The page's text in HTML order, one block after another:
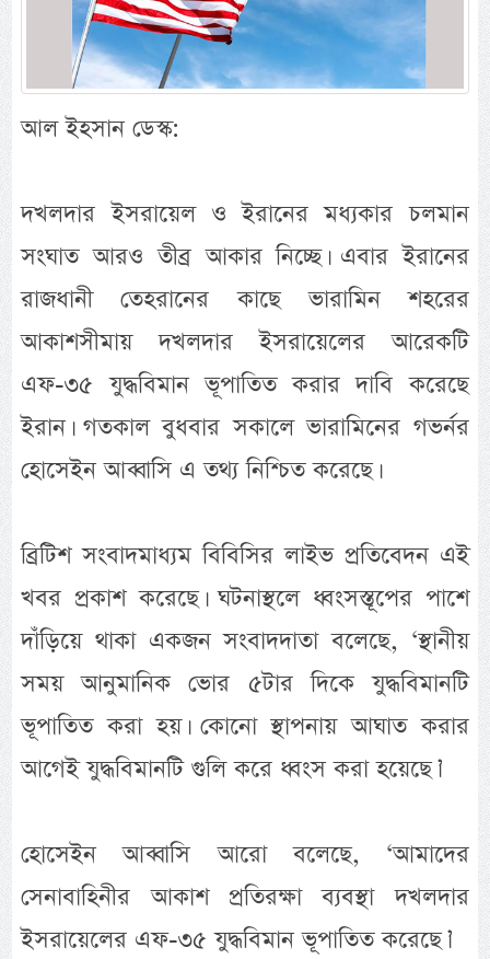
আল ইহসান ডেস্ক:
দখলদার ইসরায়েল ও ইরানের মধ্যকার চলমান
সংঘাত আরও তীব্র আকার নিচ্ছে। এবার ইরানের
রাজধানী তেহরানের কাছে ভারামিন শহরের
আকাশসীমায় দখলদার ইসরায়েলের আরেকটি
এফ-৩৫ যুদ্ধবিমান ভূপাতিত করার দাবি করেছে
ইরান। গতকাল বুধবার সকালে ভারামিনের গভর্নর
হোসেইন আব্বাসি এ তথ্য নিশ্চিত করেছে।
ব্রিটিশ সংবাদমাধ্যম বিবিসির লাইভ প্রতিবেদন এই
খবর প্রকাশ করেছে। ঘটনাস্থলে ধ্বংসস্তূপের পাশে
দাঁড়িয়ে থাকা একজন সংবাদদাতা বলেছে, ‘স্থানীয়
সময় আনুমানিক ভোর ৫টার দিকে যুদ্ধবিমানটি
ভূপাতিত করা হয়। কোনো স্থাপনায় আঘাত করার
আগেই যুদ্ধবিমানটি গুলি করে ধ্বংস করা হয়েছে।’
হোসেইন আব্বাসি আরো বলেছে, ‘আমাদের
সেনাবাহিনীর আকাশ প্রতিরক্ষা ব্যবস্থা দখলদার
ইসরায়েলের এফ-৩৫ যুদ্ধবিমান ভূপাতিত করেছে।’